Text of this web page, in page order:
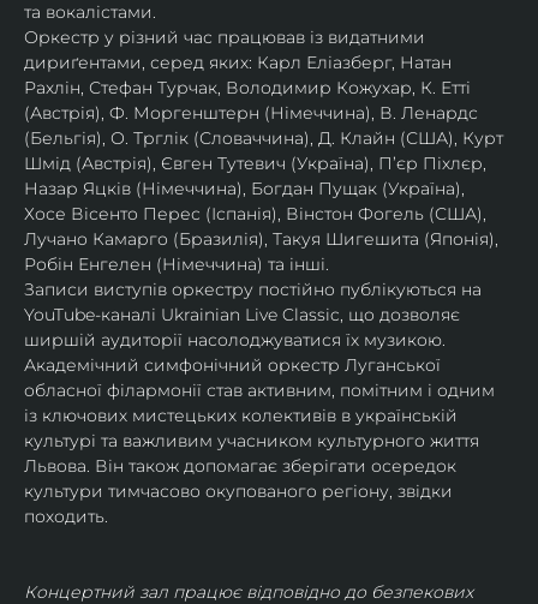
та вокалістами.
Оркестр у різний час працював із видатними
дириґентами, серед яких: Карл Еліазберг, Натан
Рахлін, Стефан Турчак, Володимир Кожухар, К. Етті
(Австрія), Ф. Моргенштерн (Німеччина), В. Ленардс
(Бельгія), О. Трглік (Словаччина), Д. Клайн (США), Курт
Шмід (Австрія), Євген Тутевич (Україна), П’єр Піхлєр,
Назар Яцків (Німеччина), Богдан Пущак (Україна),
Хосе Вісенто Перес (Іспанія), Вінстон Фогель (США),
Лучано Камарго (Бразилія), Такуя Шигешита (Японія),
Робін Енгелен (Німеччина) та інші.
Записи виступів оркестру постійно публікуються на
YouTube-каналі Ukrainian Live Classic, що дозволяє
ширшій аудиторії насолоджуватися їх музикою​.
Академічний симфонічний оркестр Луганської
обласної філармонії став активним, помітним і одним
із ключових мистецьких колективів в українській
культурі та важливим учасником культурного життя
Львова. Він також допомагає зберігати осередок
культури тимчасово окупованого регіону, звідки
походить.
Концертний зал працює відповідно до безпекових